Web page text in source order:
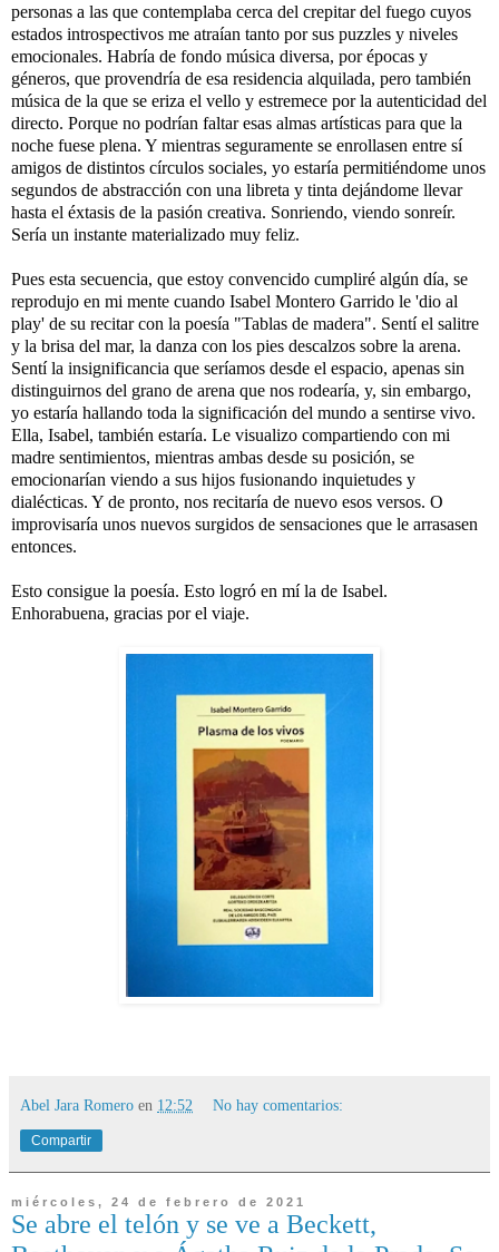
personas a las que contemplaba cerca del crepitar del fuego cuyos
estados introspectivos me atraían tanto por sus puzzles y niveles
emocionales. Habría de fondo música diversa, por épocas y
géneros, que provendría de esa residencia alquilada, pero también
música de la que se eriza el vello y estremece por la autenticidad del
directo. Porque no podrían faltar esas almas artísticas para que la
noche fuese plena. Y mientras seguramente se enrollasen entre sí
amigos de distintos círculos sociales, yo estaría permitiéndome unos
segundos de abstracción con una libreta y tinta dejándome llevar
hasta el éxtasis de la pasión creativa. Sonriendo, viendo sonreír.
Sería un instante materializado muy feliz.
Pues esta secuencia, que estoy convencido cumpliré algún día, se
reprodujo en mi mente cuando Isabel Montero Garrido le 'dio al
play' de su recitar con la poesía "Tablas de madera". Sentí el salitre
y la brisa del mar, la danza con los pies descalzos sobre la arena.
Sentí la insignificancia que seríamos desde el espacio, apenas sin
distinguirnos del grano de arena que nos rodearía, y, sin embargo,
yo estaría hallando toda la significación del mundo a sentirse vivo.
Ella, Isabel, también estaría. Le visualizo compartiendo con mi
madre sentimientos, mientras ambas desde su posición, se
emocionarían viendo a sus hijos fusionando inquietudes y
dialécticas. Y de pronto, nos recitaría de nuevo esos versos. O
improvisaría unos nuevos surgidos de sensaciones que le arrasasen
entonces.
Enhorabuena, gracias por el viaje.
Abel Jara Romero en 12:52 No hay comentarios:
Compartir
miércoles, 24 de febrero de 2021
Se abre el telón y se ve a Beckett,